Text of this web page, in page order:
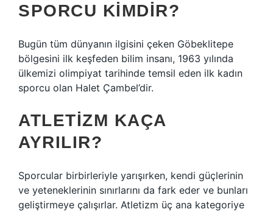
SPORCU KIMDIR?
Bugün tüm dünyanın ilgisini çeken Göbeklitepe
bölgesini ilk keşfeden bilim insanı, 1963 yılında
ülkemizi olimpiyat tarihinde temsil eden ilk kadın
sporcu olan Halet Çambel’dir.
ATLETIZM KAÇA
AYRILIR?
Sporcular birbirleriyle yarışırken, kendi güçlerinin
ve yeteneklerinin sınırlarını da fark eder ve bunları
geliştirmeye çalışırlar. Atletizm üç ana kategoriye